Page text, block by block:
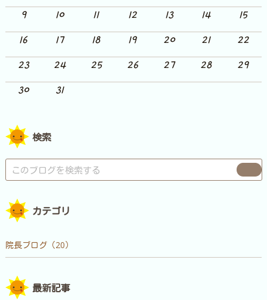
9
10 11 12 13 14
15
16
17 18 19 20 21
22
23
24 25 26 27 28
29
30
31
検索
カテゴリ
院長ブログ（20）
最新記事